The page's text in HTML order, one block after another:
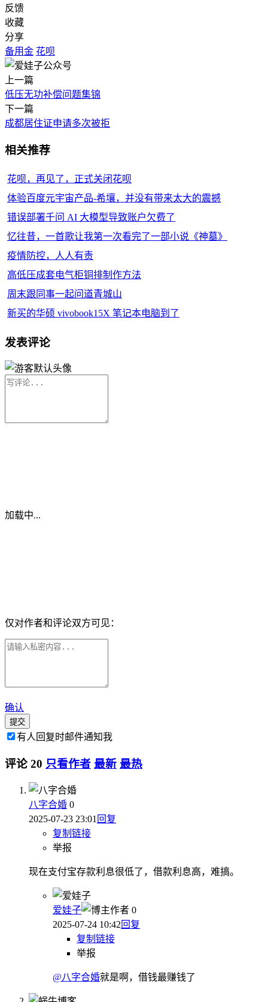
反馈
收藏
分享
备用金 花呗
上一篇
低压无功补偿问题集锦
下一篇
成都居住证申请多次被拒
相关推荐
花呗，再见了，正式关闭花呗
体验百度元宇宙产品-希壤，并没有带来太大的震撼
错误部署千问 AI 大模型导致账户欠费了
忆往昔，一首歌让我第一次看完了一部小说《神墓》
疫情防控，人人有责
高低压成套电气柜铜排制作方法
周末跟同事一起问道青城山
新买的华硕 vivobook15X 笔记本电脑到了
发表评论
加载中...
仅对作者和评论双方可见：
确认
提交
有人回复时邮件通知我
评论 20 只看作者 最新 最热
八字合婚 0
2025-07-23 23:01 回复
复制链接
举报
现在支付宝存款利息很低了，借款利息高，难搞。
爱娃子 作者 0
2025-07-24 10:42回复
复制链接
举报
@八字合婚就是啊，借钱最赚钱了